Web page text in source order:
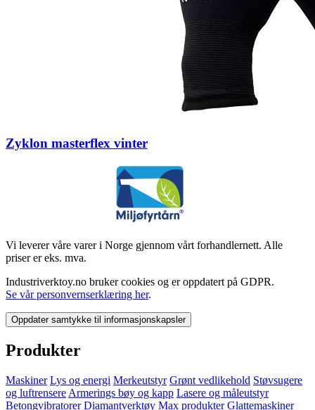
Zyklon masterflex vinter
Vi leverer våre varer i Norge gjennom vårt forhandlernett. Alle
priser er eks. mva.
Industriverktoy.no bruker cookies og er oppdatert på GDPR.
Se vår personvernserklæring her.
Oppdater samtykke til informasjonskapsler
Produkter
Maskiner Lys og energi Merkeutstyr Grønt vedlikehold Støvsugere
og luftrensere Armerings bøy og kapp Lasere og måleutstyr
Betongvibratorer Diamantverktøy Max produkter Glattemaskiner